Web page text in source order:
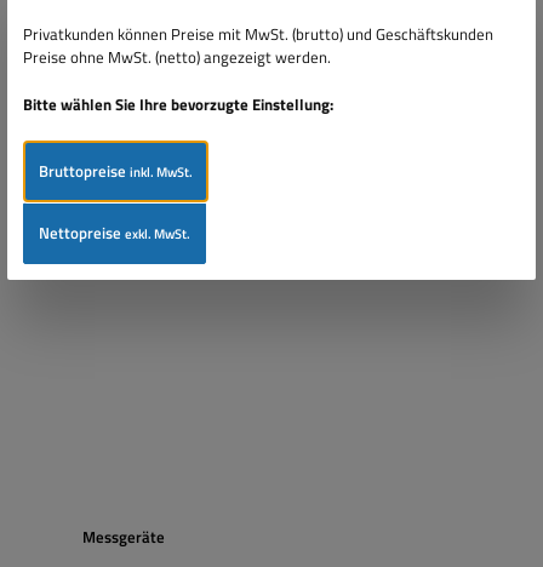
Messgeräte
Privatkunden können Preise mit MwSt. (brutto) und Geschäftskunden
Preise ohne MwSt. (netto) angezeigt werden.
Bitte wählen Sie Ihre bevorzugte Einstellung:
Bruttopreiseinkl. MwSt.
Nettopreiseexkl. MwSt.